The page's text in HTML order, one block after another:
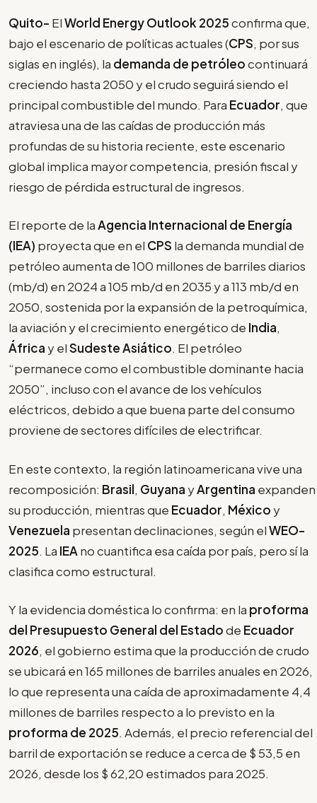
Quito- ElWorld Energy Outlook 2025confirma que,
bajo el escenario de políticas actuales (CPS, por sus
siglas en inglés), la demanda de petróleocontinuará
creciendo hasta 2050 y el crudo seguirá siendo el
principal combustible del mundo. Para Ecuador, que
atraviesa una de las caídas de producción más
profundas de su historia reciente, este escenario
global implica mayor competencia, presión fiscal y
riesgo de pérdida estructural de ingresos.
El reporte de laAgencia Internacional de Energía
(IEA) proyecta que en el CPS la demanda mundial de
petróleo aumenta de 100 millones de barriles diarios
(mb/d) en 2024 a 105 mb/d en 2035 y a 113 mb/d en
2050, sostenida por la expansión de la petroquímica,
la aviación y el crecimiento energético de India,
África y elSudeste Asiático. El petróleo
“permanece como el combustible dominante hacia
2050”, incluso con el avance de los vehículos
eléctricos, debido a que buena parte del consumo
proviene de sectores difíciles de electrificar.
En este contexto, la región latinoamericana vive una
recomposición: Brasil, Guyana yArgentina expanden
su producción, mientras que Ecuador, México y
Venezuela presentan declinaciones, según elWEO-
2025. La IEA no cuantifica esa caída por país, pero sí la
clasifica como estructural.
Y la evidencia doméstica lo confirma: en la proforma
del Presupuesto General del Estadode Ecuador
2026, el gobierno estima que la producción de crudo
se ubicará en 165 millones de barriles anuales en 2026,
lo que representa una caída de aproximadamente 4,4
millones de barriles respecto a lo previsto en la
proforma de 2025. Además, el precio referencial del
barril de exportación se reduce a cerca de $ 53,5 en
2026, desde los $ 62,20 estimados para 2025.